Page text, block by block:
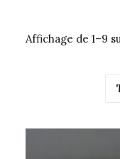
Affichage de 1–9